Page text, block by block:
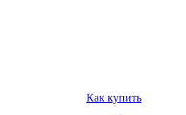
Как купить